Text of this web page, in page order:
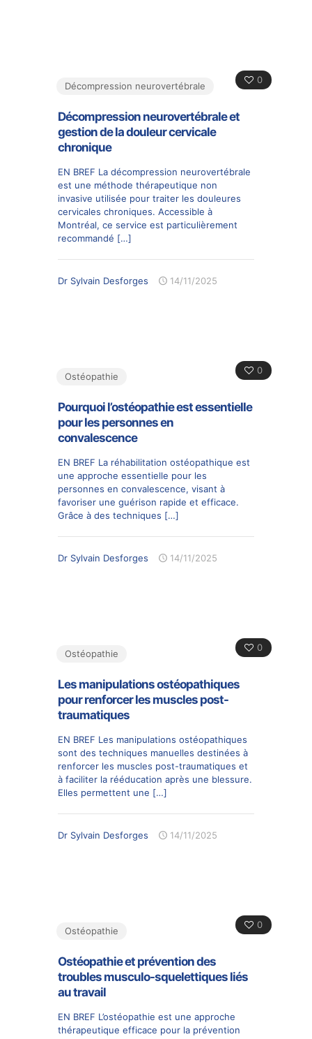
0
Décompression neurovertébrale
Décompression neurovertébrale et
gestion de la douleur cervicale
chronique
EN BREF La décompression neurovertébrale
est une méthode thérapeutique non
invasive utilisée pour traiter les douleures
cervicales chroniques. Accessible à
Montréal, ce service est particulièrement
recommandé […]
Dr Sylvain Desforges 14/11/2025
0
Ostéopathie
Pourquoi l’ostéopathie est essentielle
pour les personnes en
convalescence
EN BREF La réhabilitation ostéopathique est
une approche essentielle pour les
personnes en convalescence, visant à
favoriser une guérison rapide et efficace.
Grâce à des techniques […]
Dr Sylvain Desforges 14/11/2025
0
Ostéopathie
Les manipulations ostéopathiques
pour renforcer les muscles post-
traumatiques
EN BREF Les manipulations ostéopathiques
sont des techniques manuelles destinées à
renforcer les muscles post-traumatiques et
à faciliter la rééducation après une blessure.
Elles permettent une […]
Dr Sylvain Desforges 14/11/2025
0
Ostéopathie
Ostéopathie et prévention des
troubles musculo-squelettiques liés
au travail
EN BREF L’ostéopathie est une approche
thérapeutique efficace pour la prévention